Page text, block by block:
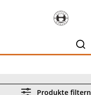
Produkte filtern